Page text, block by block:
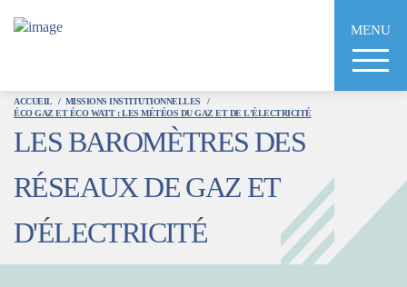
MENU
ACCUEIL
MISSIONS INSTITUTIONNELLES
ÉCO GAZ ET ÉCO WATT : LES MÉTÉOS DU GAZ ET DE L'ÉLECTRICITÉ
LES BAROMÈTRES DES
RÉSEAUX DE GAZ ET
D'ÉLECTRICITÉ